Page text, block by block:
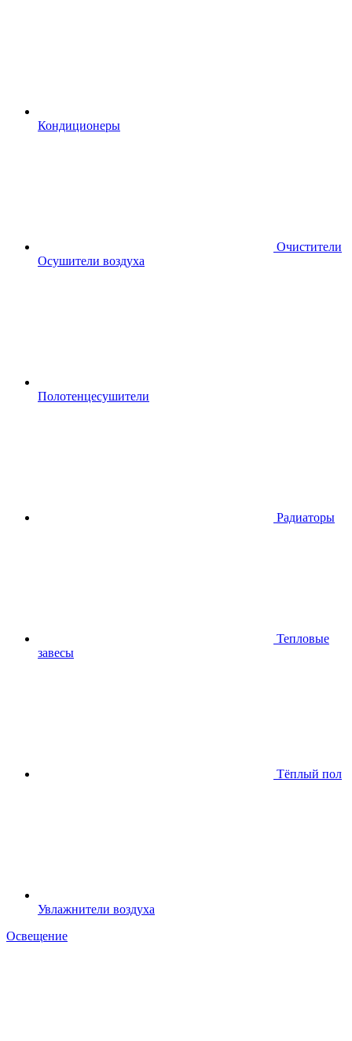
Кондиционеры
Очистители
Осушители воздуха
Полотенцесушители
Радиаторы
Тепловые
завесы
Тёплый пол
Увлажнители воздуха
Освещение